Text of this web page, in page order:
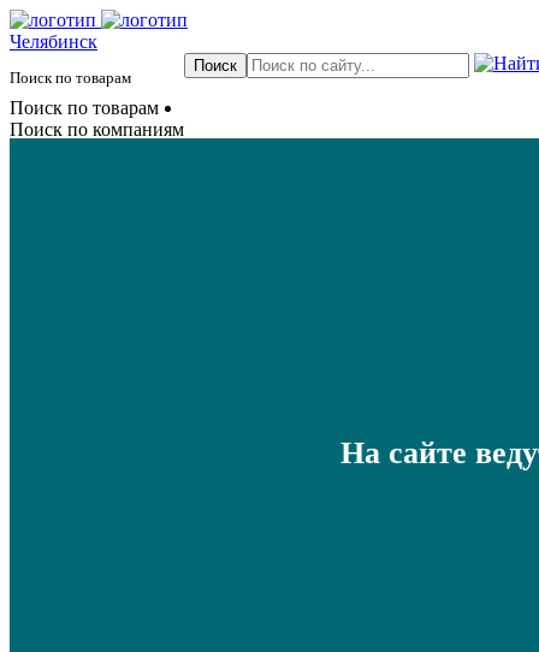
Челябинск
Поиск по товарам
Поиск по товарам
Поиск по компаниям
На сайте